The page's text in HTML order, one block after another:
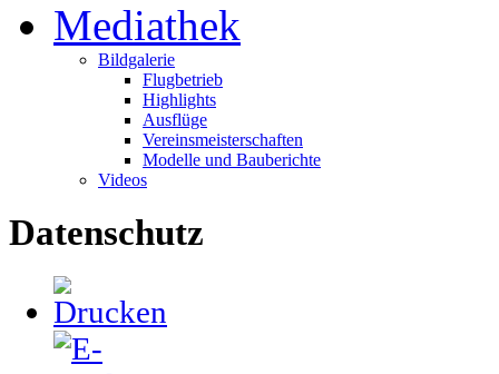
Mediathek
Bildgalerie
Flugbetrieb
Highlights
Ausflüge
Vereinsmeisterschaften
Modelle und Bauberichte
Videos
Datenschutz